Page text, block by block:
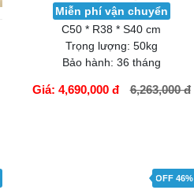
Két sắt việt tiệp BO50FE
Luxury màu gold
Miễn phí vận chuyển
C50 * R38 * S40 cm
OFF 46%